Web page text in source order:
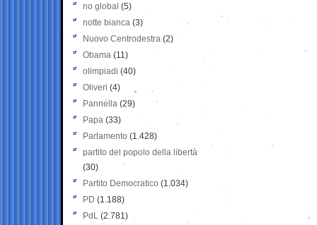
no global (5)
notte bianca (3)
Nuovo Centrodestra (2)
Obama (11)
olimpiadi (40)
Oliveri (4)
Pannella (29)
Papa (33)
Parlamento (1.428)
partito del popolo della libertà
(30)
Partito Democratico (1.034)
PD (1.188)
PdL (2.781)